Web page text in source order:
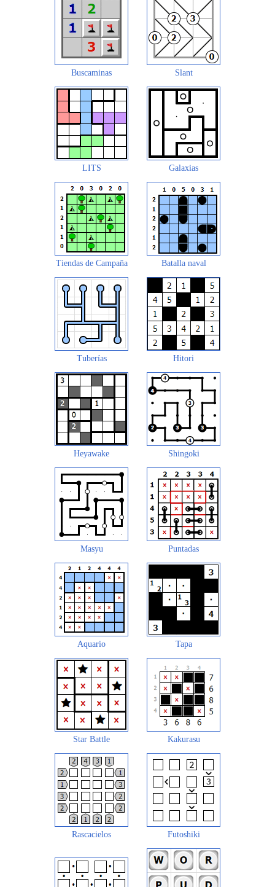
Buscaminas Slant
LITS Galaxias
Tiendas de Campaña Batalla naval
Tuberías Hitori
Heyawake Shingoki
Masyu Puntadas
Aquario Tapa
Star Battle Kakurasu
Rascacielos Futoshiki